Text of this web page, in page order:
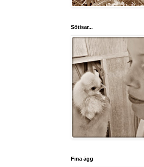
Sötisar...
Fina ägg